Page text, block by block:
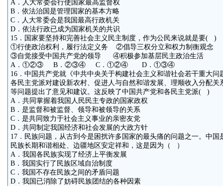
A．人大常委会行使国家最高监督权
B．依法治国是管理国家的基本方略
C．人大常委会是我国最高行政机关
D．依法行政已成为国家机关的共识
15．国家要坚持和完善社会主义民主制度，作为公民来说就是要( )
①行使政治权利，履行法定义务 ②倡导三权分立和权力制衡观念
③自觉接受中国共产党的领导 ④积极参加基层民主政治生活
A．①②③ B．②③④ C．①②④ D．①③④
16．中国共产党就《中共中央关于构建社会主义和谐社会若干重大
各民主党派对建设新农村、促进人与自然和谐发展、理顺收入分配关
等问题提出了意见和建议。这反映了中国共产党和各民主党派( )
A．共同掌握着我国人民民主专政的国家政权
B．是监督和被监督、领导和被领导的关系
C．是共同致力于社会主义事业的亲密友党
D．共同制定我国经济和社会发展的大政方针
17．民族问题，从古到今是困扰许多国家的最头痛的问题之一。中
民族长期和谐相处、边疆地区安定祥和，这是因为（ ）
A．我国各民族实现了经济上平衡发展
B．我国实行了民族区域自治制度
C．我国不存在民族之间的矛盾问题
D．我国已消除了妨碍民族团结的各种因素